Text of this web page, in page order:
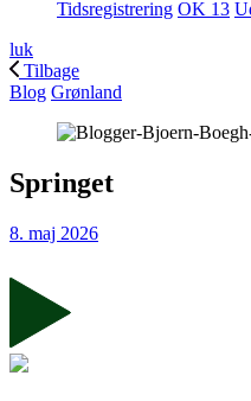
Tidsregistrering OK 13
luk
Tilbage
Blog Grønland
Springet
8. maj 2026